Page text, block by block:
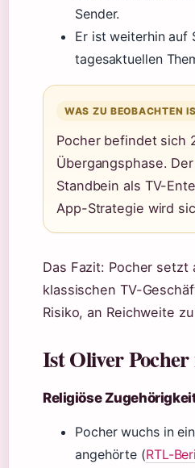
Sender.
Er ist weiterhin auf
tagesaktuellen
WAS ZU BEOBACHTEN
Pocher befindet sich
Übergangsphase.
Standbein als TV-
App-Strategie wird
Das Fazit: Pocher
klassischen TV-
Risiko, an Reichweite
Ist Oliver Pocher
Religiöse
Pocher wuchs in
angehörte (RTL-